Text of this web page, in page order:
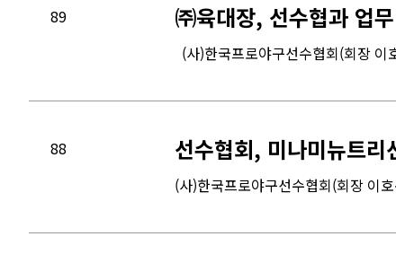
89 ㈜육대장, 선수협과 업
(사)한국프로야구선수협회(회장 이
88 선수협회, 미나미뉴트리
(사)한국프로야구선수협회(회장 이